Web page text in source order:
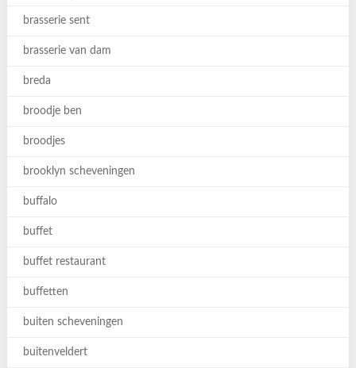
brasserie sent
brasserie van dam
breda
broodje ben
broodjes
brooklyn scheveningen
buffalo
buffet
buffet restaurant
buffetten
buiten scheveningen
buitenveldert